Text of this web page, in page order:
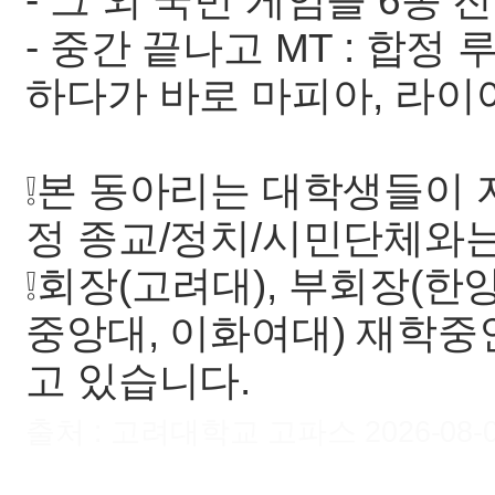
- 중간 끝나고 MT : 합정
하다가 바로 마피아, 라이
❕본 동아리는 대학생들
정 종교/정치/시민단체와
❕회장(고려대), 부회장(
중앙대, 이화여대) 재학
고 있습니다.